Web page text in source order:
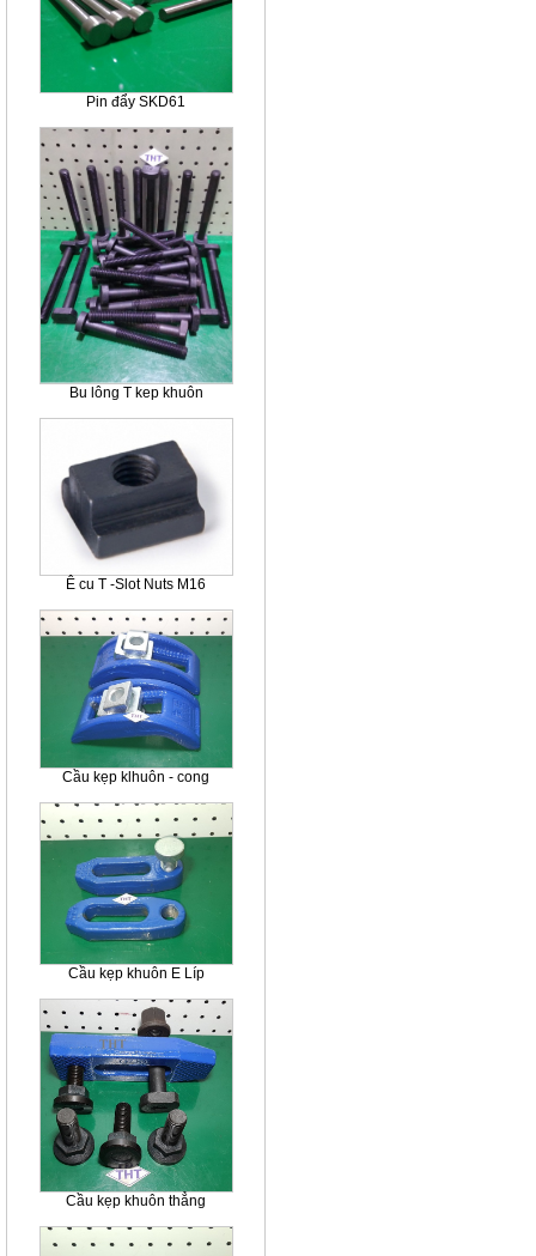
Pin đẩy SKD61
Bu lông T kep khuôn
Ê cu T -Slot Nuts M16
Cầu kẹp klhuôn - cong
Cầu kẹp khuôn E Líp
Cầu kẹp khuôn thẳng